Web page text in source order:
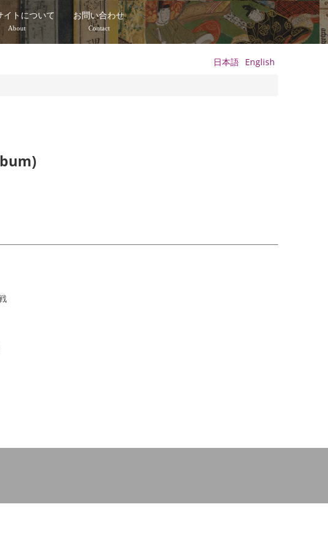
イトについて
About
お問い合わせ
Contact
日本語 English